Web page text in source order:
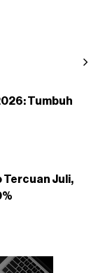
Tumbuh
Tercuan Juli,